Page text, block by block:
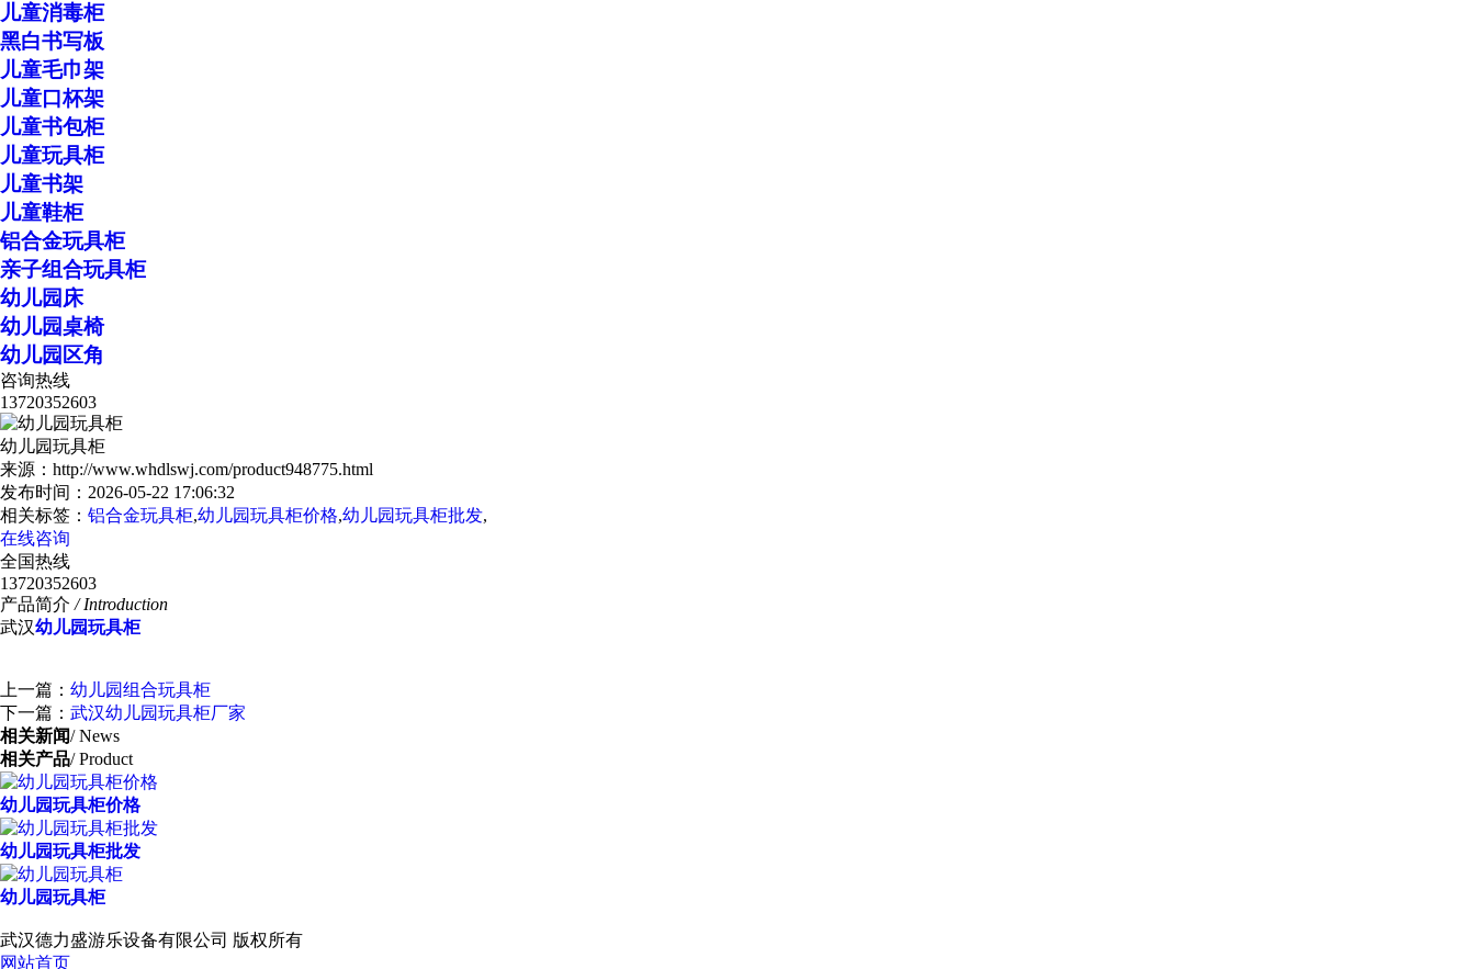
儿童消毒柜
黑白书写板
儿童毛巾架
儿童口杯架
儿童书包柜
儿童玩具柜
儿童书架
儿童鞋柜
铝合金玩具柜
亲子组合玩具柜
幼儿园床
幼儿园桌椅
幼儿园区角
咨询热线
13720352603
幼儿园玩具柜
来源：http://www.whdlswj.com/product948775.html
发布时间：2026-05-22 17:06:32
相关标签： 铝合金玩具柜,幼儿园玩具柜价格,幼儿园玩具柜批发,
在线咨询
全国热线
13720352603
产品简介 / Introduction
武汉幼儿园玩具柜
上一篇： 幼儿园组合玩具柜
下一篇： 武汉幼儿园玩具柜厂家
相关新闻/ News
相关产品/ Product
幼儿园玩具柜价格
幼儿园玩具柜批发
幼儿园玩具柜
武汉德力盛游乐设备有限公司 版权所有
网站首页